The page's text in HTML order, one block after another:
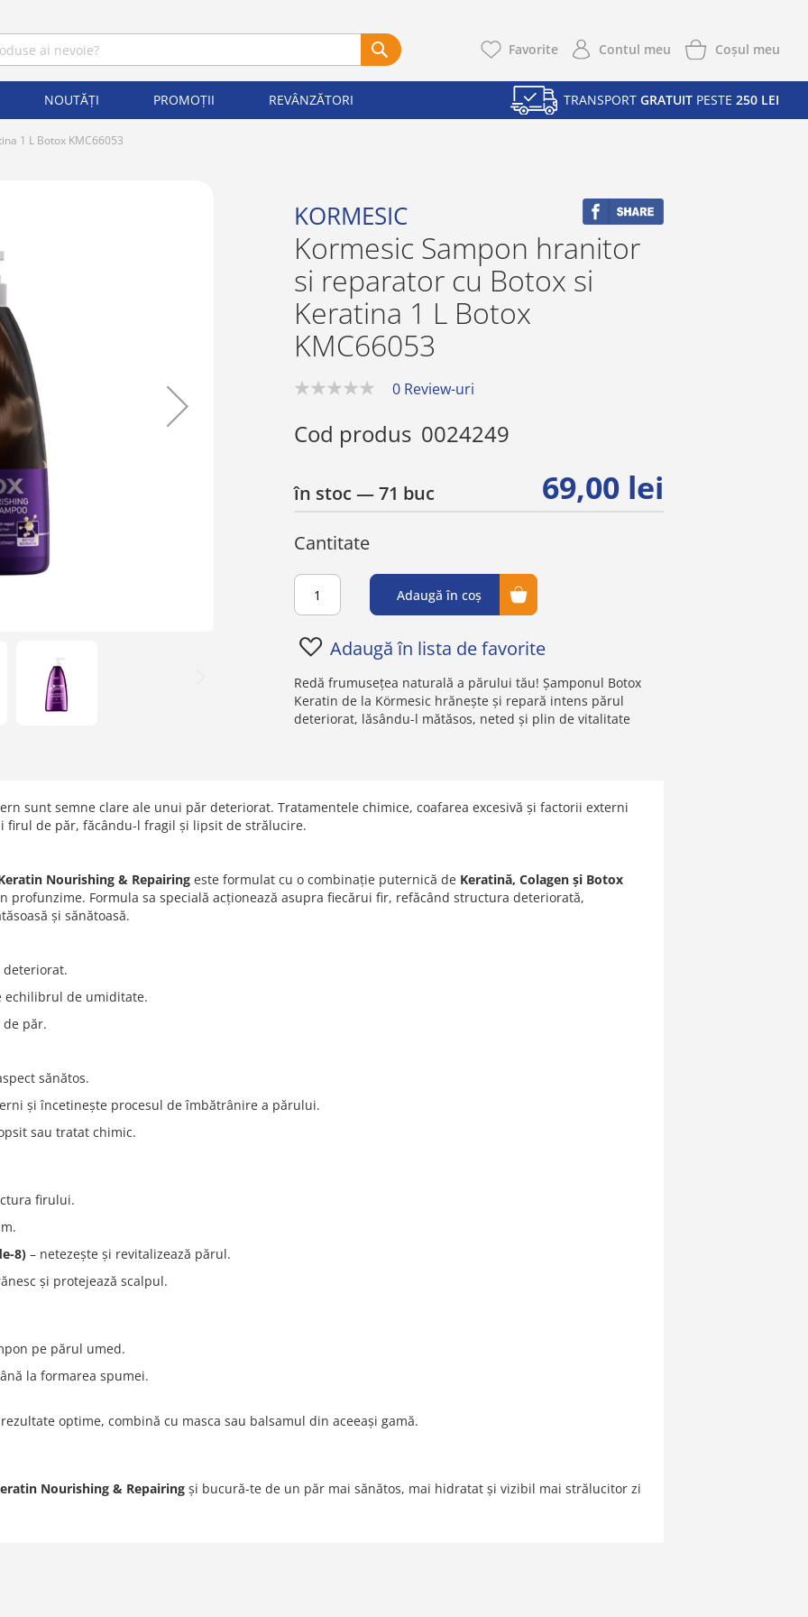
Favorite Contul meu Coşul meu
NOUTĂȚI PROMOȚII REVÂNZĂTORI TRANSPORT GRATUIT PESTE 250 LEI
1 L Botox KMC66053
KORMESIC
Kormesic Sampon hranitor
si reparator cu Botox si
Keratina 1 L Botox
KMC66053
0 Review-uri
în stoc — 71 buc
Cod produs 0024249
69,00 lei
Cantitate
Adaugă în coș
Adaugă în lista de favorite
Redă frumusețea naturală a părului tău! Șamponul Botox
Keratin de la Körmesic hrănește și repară intens părul
deteriorat, lăsându-l mătăsos, neted și plin de vitalitate
sunt semne clare ale unui păr deteriorat. Tratamentele chimice, coafarea excesivă și factorii externi
firul de păr, făcându-l fragil și lipsit de strălucire.
Nourishing & Repairing este formulat cu o combinație puternică de Keratină, Colagen și Botox
profunzime. Formula sa specială acționează asupra fiecărui fir, refăcând structura deteriorată,
și sănătoasă.
deteriorat.
echilibrul de umiditate.
păr.
sănătos.
și încetinește procesul de îmbătrânire a părului.
sau tratat chimic.
firului.
8) – netezește și revitalizează părul.
și protejează scalpul.
pe părul umed.
la formarea spumei.
optime, combină cu masca sau balsamul din aceeași gamă.
Nourishing & Repairing și bucură-te de un păr mai sănătos, mai hidratat și vizibil mai strălucitor zi